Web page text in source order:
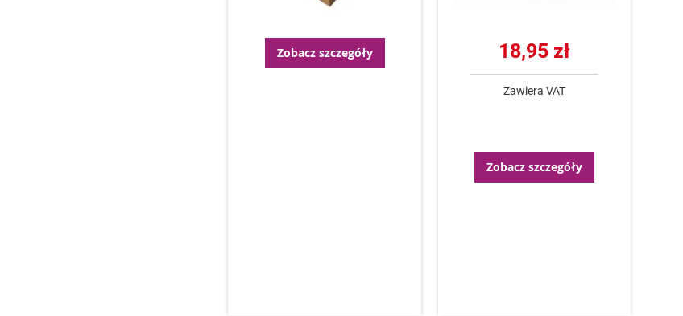
Zobacz szczegóły 18,95 zł
Zawiera VAT
Zobacz szczegóły